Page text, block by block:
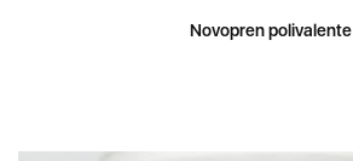
Novopren polivalente